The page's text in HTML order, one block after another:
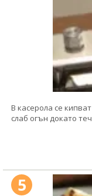
В касерола се
слаб огън докато
5